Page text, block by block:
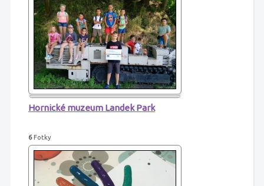
Hornické muzeum Landek Park
6Fotky